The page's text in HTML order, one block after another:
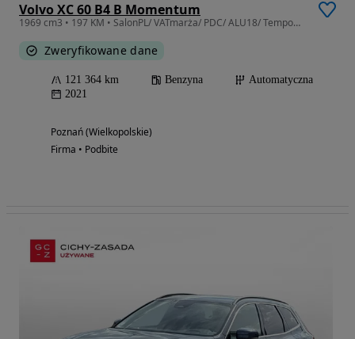
Volvo XC 60 B4 B Momentum
1969 cm3 • 197 KM • SalonPL/ VATmarża/ PDC/ ALU18/ Tempomat/ LKA/ Auto Hold
Zweryfikowane dane
121 364 km Benzyna
Automatyczna
2021
Poznań (Wielkopolskie)
Firma • Podbite